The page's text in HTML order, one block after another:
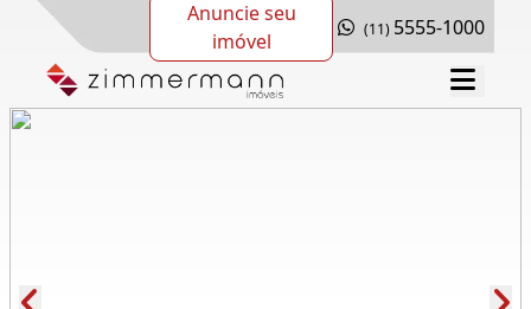
Anuncie seu
imóvel
(11) 5555-1000